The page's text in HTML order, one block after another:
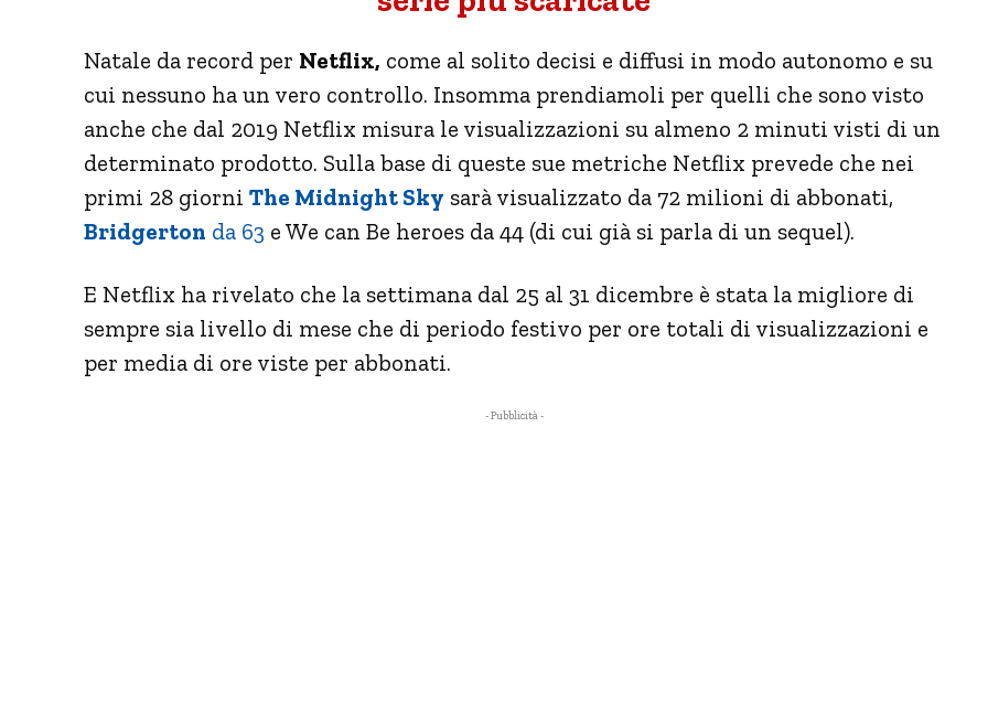
Natale da record per Netflix, come al solito decisi e diffusi in modo autonomo e su
cui nessuno ha un vero controllo. Insomma prendiamoli per quelli che sono visto
anche che dal 2019 Netflix misura le visualizzazioni su almeno 2 minuti visti di un
determinato prodotto. Sulla base di queste sue metriche Netflix prevede che nei
primi 28 giorni The Midnight Sky sarà visualizzato da 72 milioni di abbonati,
Bridgerton da 63 e We can Be heroes da 44 (di cui già si parla di un sequel).
E Netflix ha rivelato che la settimana dal 25 al 31 dicembre è stata la migliore di
sempre sia livello di mese che di periodo festivo per ore totali di visualizzazioni e
per media di ore viste per abbonati.
- Pubblicità -